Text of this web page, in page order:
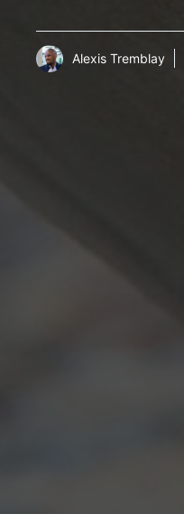
Alexis Tremblay